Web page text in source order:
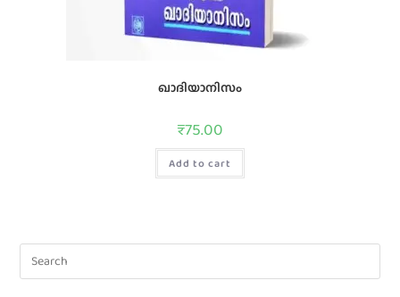
ഖാദിയാനിസം
₹75.00
Add to cart